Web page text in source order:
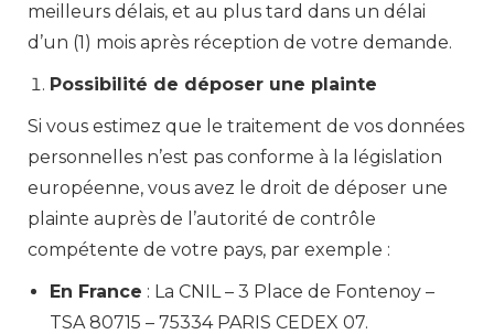
meilleurs délais, et au plus tard dans un délai
d’un (1) mois après réception de votre demande.
Possibilité de déposer une plainte
Si vous estimez que le traitement de vos données
personnelles n’est pas conforme à la législation
européenne, vous avez le droit de déposer une
plainte auprès de l’autorité de contrôle
compétente de votre pays, par exemple :
En France : La CNIL – 3 Place de Fontenoy –
TSA 80715 – 75334 PARIS CEDEX 07.